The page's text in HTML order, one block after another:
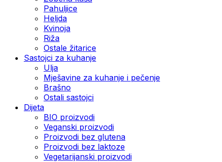
Pahuljice
Heljda
Kvinoja
Riža
Ostale žitarice
Sastojci za kuhanje
Ulja
Mješavine za kuhanje i pečenje
Brašno
Ostali sastojci
Dijeta
BIO proizvodi
Veganski proizvodi
Proizvodi bez glutena
Proizvodi bez laktoze
Vegetarijanski proizvodi